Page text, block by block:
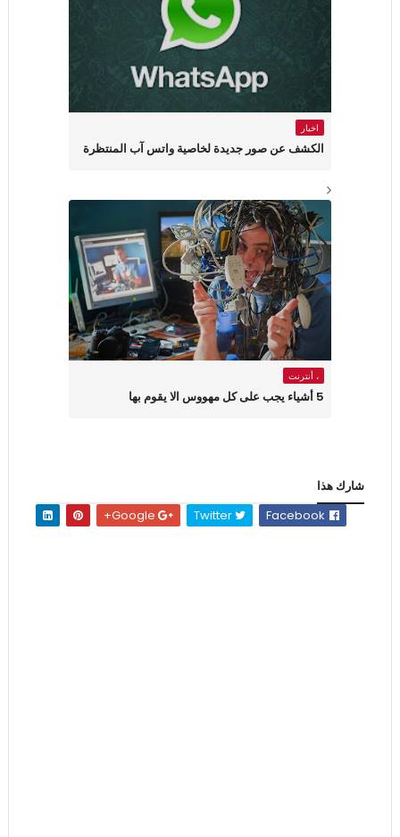
اخبار
الكشف عن صور جديدة لخاصية واتس آب المنتظرة
، أنترنت
5 أشياء يجب على كل مهووس الا يقوم بها
شارك هذا
Twitter